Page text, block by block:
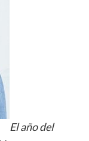
El año del